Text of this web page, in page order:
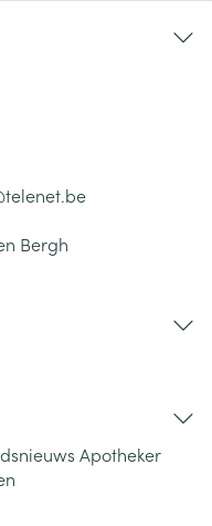
telenet.be
Bergh
Apotheker